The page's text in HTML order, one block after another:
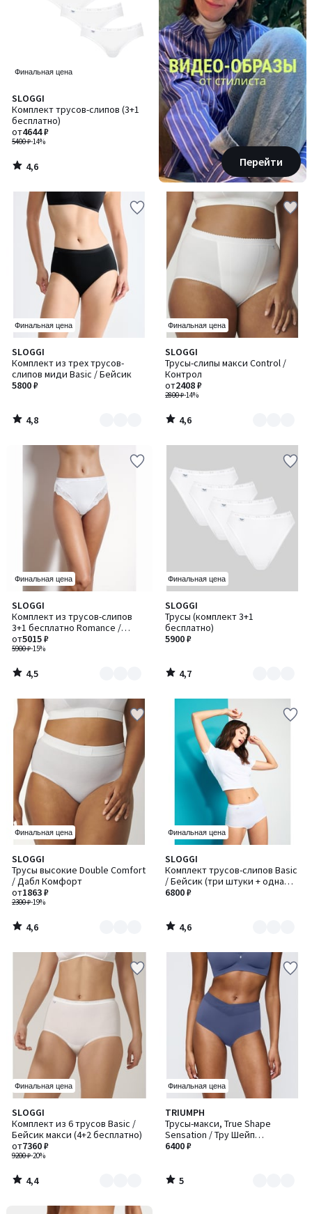
Финальная цена
SLOGGI
Комплект трусов-слипов (3+1
бесплатно)
5400 ₽-14%
от4644 ₽
4,6
/ 5
4,6
/
Перейти
Финальная цена
SLOGGI
Комплект из трех трусов-
слипов миди Basic / Бейсик
5800 ₽
4,8
/ 5
Количество
цветов:
3
4,8
/
Финальная цена
SLOGGI
Трусы-слипы макси Control /
Контрол
2800 ₽-14%
от2408 ₽
4,6
/ 5
Количество
цветов:
2
4,6
/
Финальная цена
SLOGGI
Комплект из трусов-слипов
3+1 бесплатно Romance /
Романс
5900 ₽-15%
от5015 ₽
4,5
/ 5
Количество
цветов:
2
4,5
/
Финальная цена
SLOGGI
Трусы (комплект 3+1
бесплатно)
5900 ₽
4,7
/ 5
Количество
цветов:
2
4,7
/
Финальная цена
SLOGGI
Трусы высокие Double Comfort
/ Дабл Комфорт
2300 ₽-19%
от1863 ₽
4,6
/ 5
Количество
цветов:
2
4,6
/
Финальная цена
SLOGGI
Комплект трусов-слипов Basic
/ Бейсик (три штуки + одна
бесплатно)
6800 ₽
4,6
/ 5
Количество
цветов:
4
4,6
/
Финальная цена
SLOGGI
Комплект из 6 трусов Basic /
Бейсик макси (4+2 бесплатно)
9200 ₽-20%
от7360 ₽
4,4
/ 5
Количество
цветов:
2
4,4
/
Финальная цена
TRIUMPH
Трусы-макси, True Shape
Sensation / Тру Шейп
Сенсейшн
6400 ₽
5
/
5
Количество
цветов:
2
5
/